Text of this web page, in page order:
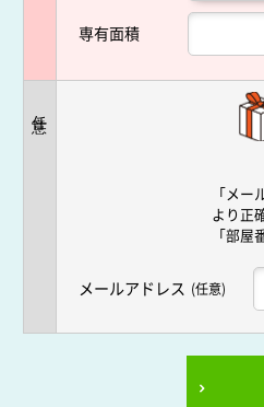
専有面積
「メ
より正
「部
メールアドレス (任意)